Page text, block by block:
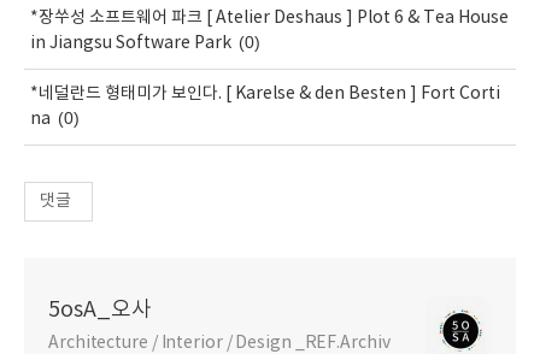
*장쑤성 소프트웨어 파크 [ Atelier Deshaus ] Plot 6 & Tea House
in Jiangsu Software Park (0)
*네덜란드 형태미가 보인다. [ Karelse & den Besten ] Fort Corti
na (0)
댓글
5osA_오사
Architecture / Interior / Design _REF.Archiv